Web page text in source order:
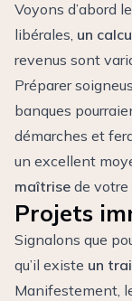
Voyons d’abord
libérales, un
revenus sont
Préparer
banques
démarches et
un excellent
maîtrise de
Projets
Signalons que
qu’il existe un
Manifestement,